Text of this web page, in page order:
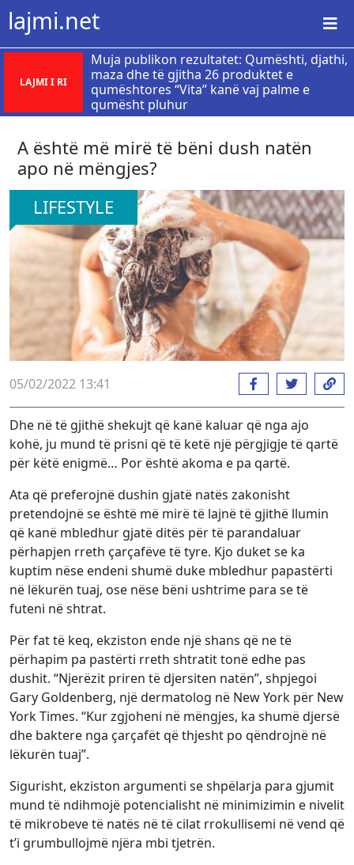
lajmi.net
LAJMI I RI
Muja publikon rezultatet: Qumështi, djathi,
maza dhe të gjitha 26 produktet e
qumështores “Vita” kanë vaj palme e
qumësht pluhur
A është më mirë të bëni dush natën
apo në mëngjes?
LIFESTYLE
05/02/2022 13:41
Dhe në të gjithë shekujt që kanë kaluar që nga ajo
kohë, ju mund të prisni që të ketë një përgjigje të qartë
për këtë enigmë… Por është akoma e pa qartë.
Ata që preferojnë dushin gjatë natës zakonisht
pretendojnë se është më mirë të lajnë të gjithë llumin
që kanë mbledhur gjatë ditës për të parandaluar
përhapjen rreth çarçafëve të tyre. Kjo duket se ka
kuptim nëse endeni shumë duke mbledhur papastërti
në lëkurën tuaj, ose nëse bëni ushtrime para se të
futeni në shtrat.
Për fat të keq, ekziston ende një shans që ne të
përhapim pa pastërti rreth shtratit tonë edhe pas
dushit. “Njerëzit priren të djersiten natën”, shpjegoi
Gary Goldenberg, një dermatolog në New York për New
York Times. “Kur zgjoheni në mëngjes, ka shumë djersë
dhe baktere nga çarçafët që thjesht po qëndrojnë në
lëkurën tuaj”.
Sigurisht, ekziston argumenti se shpëlarja para gjumit
mund të ndihmojë potencialisht në minimizimin e nivelit
të mikrobeve të natës në të cilat rrokullisemi në vend që
t’i grumbullojmë njëra mbi tjetrën.